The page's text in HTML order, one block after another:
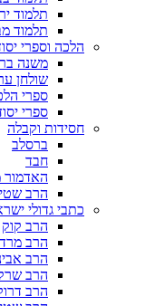
תלמוד
תלמוד
הלכה וספרי
משנה
שולחן
ספרי
ספרי
חסידות וקבלה
ברסלב
חבד
האדמור
הרב
כתבי גדולי
הרב קוק
הרב
הרב
הרב
הרב